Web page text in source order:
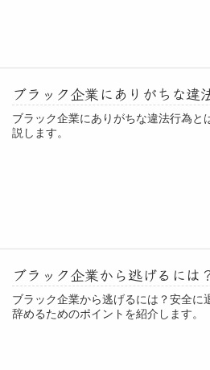
ブラック企業にありがちな違
ブラック企業にありがちな違法行為
説します。
ブラック企業から逃げるには
ブラック企業から逃げるには？安全
辞めるためのポイントを紹介します。